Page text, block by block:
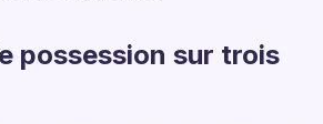
possession sur trois